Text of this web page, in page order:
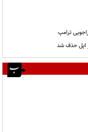
ترامپ
اپل حذف شد